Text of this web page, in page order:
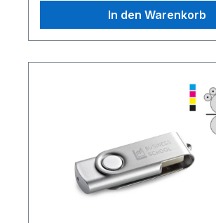
In den Warenkorb